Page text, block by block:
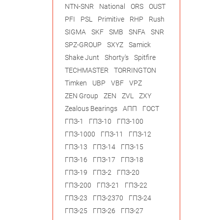
NTN-SNR
National ORS
OUST
PFI
PSL Primitive RHP
Rush
SIGMA
SKF SMB SNFA
SNR
SPZ-GROUP
SXYZ
Samick
Shake Junt
Shorty's
Spitfire
TECHMASTER
TORRINGTON
Timken
UBP VBF
VPZ
ZEN Group
ZEN ZVL
ZXY
Zealous Bearings
АПП
ГОСТ
ГПЗ-1
ГПЗ-10
ГПЗ-100
ГПЗ-1000
ГПЗ-11
ГПЗ-12
ГПЗ-13
ГПЗ-14
ГПЗ-15
ГПЗ-16
ГПЗ-17
ГПЗ-18
ГПЗ-19
ГПЗ-2
ГПЗ-20
ГПЗ-200
ГПЗ-21
ГПЗ-22
ГПЗ-23
ГПЗ-2370
ГПЗ-24
ГПЗ-25
ГПЗ-26
ГПЗ-27